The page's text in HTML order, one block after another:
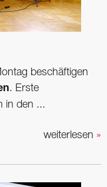
beschäftigen
. Erste
in den ...
weiterlesen »